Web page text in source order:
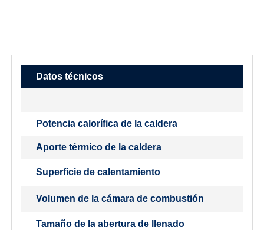
Datos técnicos
Potencia calorífica de la caldera
Aporte térmico de la caldera
Superficie de calentamiento
Volumen de la cámara de combustión
Tamaño de la abertura de llenado